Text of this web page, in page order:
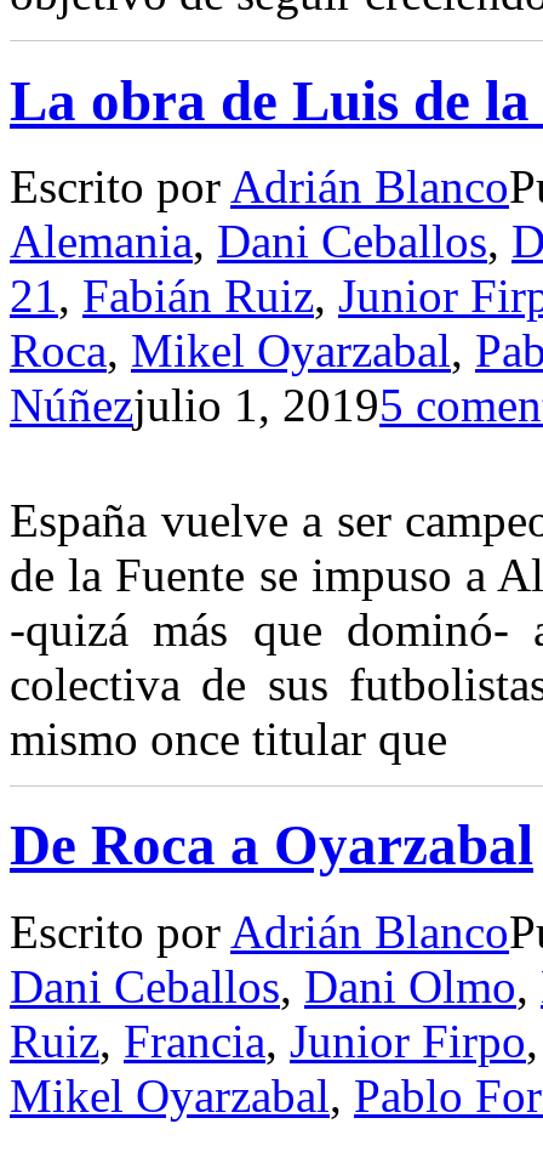
La obra de Luis de la
Escrito por Adrián Blanco
Alemania, Dani Ceballos,
21, Fabián Ruiz, Junior
Roca, Mikel Oyarzabal,
Núñezjulio 1, 20195
España vuelve a ser
de la Fuente se impuso a
-quizá más que
colectiva de sus
mismo once titular que
De Roca a Oyarzabal
Escrito por Adrián Blanco
Dani Ceballos, Dani Olmo,
Ruiz, Francia, Junior Firpo
Mikel Oyarzabal, Pablo